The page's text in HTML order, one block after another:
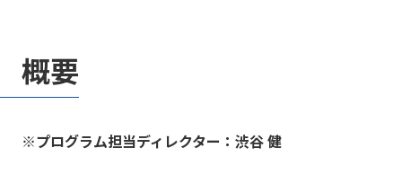
概要
※プログラム担当ディレクター：渋谷 健